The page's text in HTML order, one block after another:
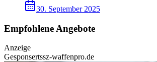
30. September 2025
Empfohlene Angebote
Anzeige
Gesponsertssz-waffenpro.de